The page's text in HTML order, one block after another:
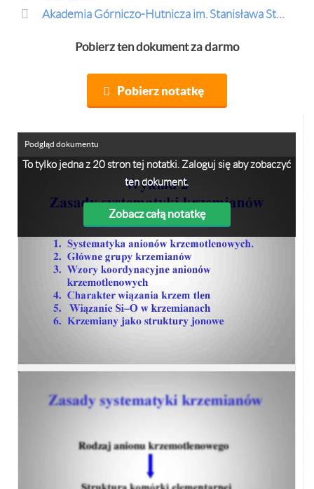
Akademia Górniczo-Hutnicza im. Stanisława Staszica w Krakowie
Pobierz ten dokument za darmo
Pobierz notatkę
To tylko jedna z 20 stron tej notatki. Zaloguj się aby zobaczyć
ten dokument.
Zobacz całą notatkę
Podgląd dokumentu